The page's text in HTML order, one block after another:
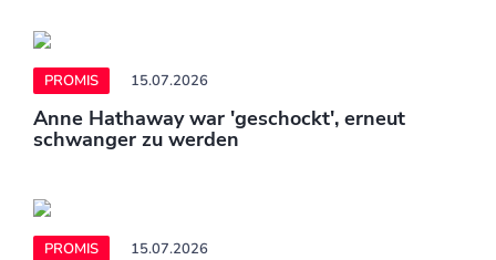
PROMIS 15.07.2026
Anne Hathaway war 'geschockt', erneut
schwanger zu werden
PROMIS 15.07.2026